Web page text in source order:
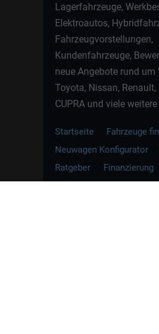
Lagerfahrzeuge,
Elektroautos,
Fahrzeugvorstellungen,
Kundenfahrzeuge,
neue Angebote rund um
Toyota, Nissan, Renault,
CUPRA und viele
Startseite
Fahrzeuge
Neuwagen Konfigurator
Ratgeber
Finanzierung